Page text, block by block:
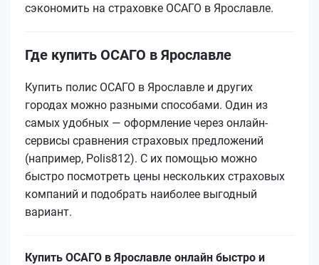
сэкономить на страховке ОСАГО в Ярославле.
Где купить ОСАГО в Ярославле
Купить полис ОСАГО в Ярославле и других
городах можно разными способами. Один из
самых удобных — оформление через онлайн-
сервисы сравнения страховых предложений
(например, Polis812). С их помощью можно
быстро посмотреть цены нескольких страховых
компаний и подобрать наиболее выгодный
вариант.
Купить ОСАГО в Ярославле онлайн быстро и